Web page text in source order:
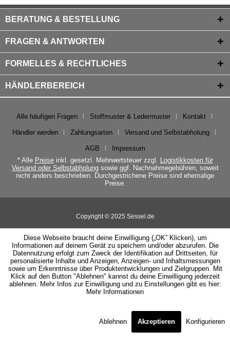
BERATUNG & BESTELLUNG
FRAGEN & ANTWORTEN
FORMELLES & RECHTLICHES
HÄNDLERBEREICH
Alle häufigen Fragen Stoffmuster & Ledermuster Kontakt
Händler werden Zahlungsarten Versand und Selbstabholung
AGB
Impressum
* Alle Preiseinkl. gesetzl. Mehrwertsteuer zzgl. Logistikkosten für
Versand oder Selbstabholungsowie ggf. Nachnahmegebühren, soweit
nicht anders beschrieben. Durchgestrichene Preise sind ehemalige
Preise.
Copyright © 2025 Sessel.de
Diese Webseite braucht deine Einwilligung („OK” Klicken), um
Informationen auf deinem Gerät zu speichern und/oder abzurufen. Die
Datennutzung erfolgt zum Zweck der Identifikation auf Drittseiten, für
personalisierte Inhalte und Anzeigen, Anzeigen- und Inhaltsmessungen
sowie um Erkenntnisse über Produktentwicklungen und Zielgruppen. Mit
Klick auf den Button "Ablehnen" kannst du deine Einwilligung jederzeit
ablehnen. Mehr Infos zur Einwilligung und zu Einstellungen gibt es hier:
Mehr Informationen
Ablehnen Akzeptieren Konfigurieren